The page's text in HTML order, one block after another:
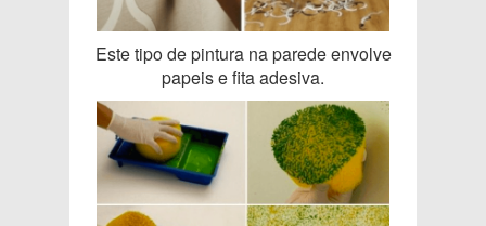
Este tipo de pintura na parede envolve
papeis e fita adesiva.